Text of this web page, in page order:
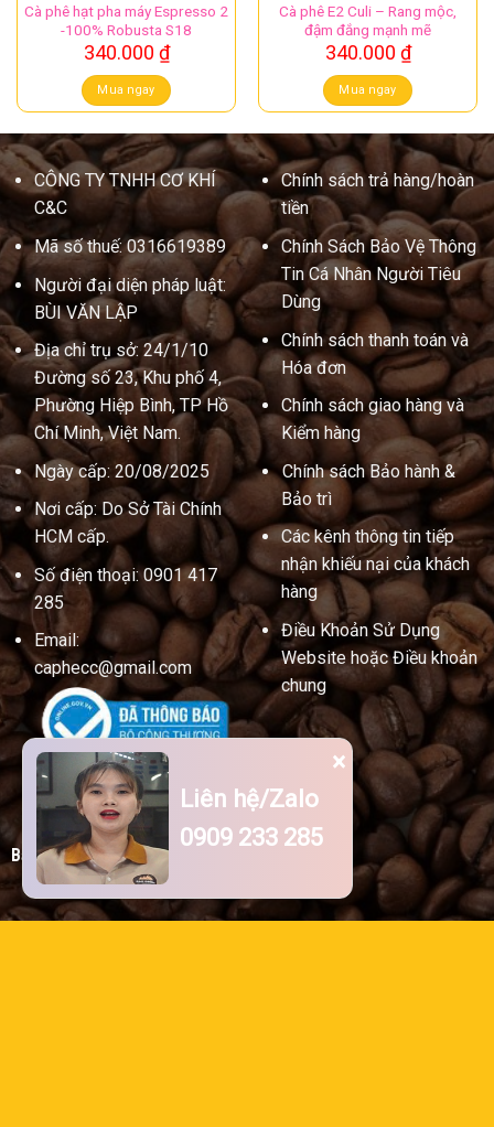
Cà phê hạt pha máy Espresso 2
-100% Robusta S18
340.000 ₫
Mua ngay
Cà phê E2 Culi – Rang mộc,
đậm đắng mạnh mẽ
340.000 ₫
Mua ngay
CÔNG TY TNHH CƠ KHÍ
C&C
Mã số thuế: 0316619389
Người đại diện pháp luật:
BÙI VĂN LẬP
Địa chỉ trụ sở: 24/1/10
Đường số 23, Khu phố 4,
Phường Hiệp Bình, TP Hồ
Chí Minh, Việt Nam.
Ngày cấp: 20/08/2025
Nơi cấp: Do Sở Tài Chính
HCM cấp.
Số điện thoại: 0901 417
285
Email:
caphecc@gmail.com
Chính sách trả hàng/hoàn
tiền
Chính Sách Bảo Vệ Thông
Tin Cá Nhân Người Tiêu
Dùng
Chính sách thanh toán và
Hóa đơn
Chính sách giao hàng và
Kiểm hàng
Chính sách Bảo hành &
Bảo trì
Các kênh thông tin tiếp
nhận khiếu nại của khách
hàng
Điều Khoản Sử Dụng
Website hoặc Điều khoản
chung
Bản Đồ
×
Liên hệ/Zalo
0909 233 285